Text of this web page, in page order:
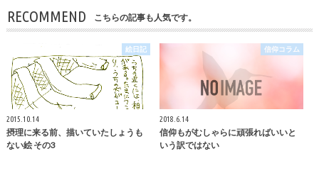
RECOMMEND こちらの記事も人気です。
絵日記
2015.10.14
摂理に来る前、描いていたしょうも
ない絵 その3
信仰コラム
2018.6.14
信仰もがむしゃらに頑張ればいいと
いう訳ではない